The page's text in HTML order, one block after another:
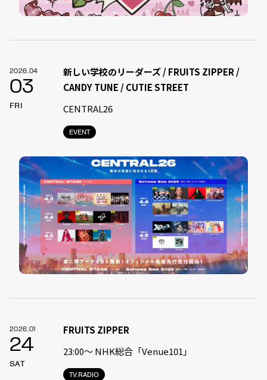
2026.04
03
FRI
EVENT
新しい学校のリーダーズ / FRUITS ZIPPER /
CANDY TUNE / CUTIE STREET
CENTRAL26
2026.01
24
SAT
TV.RADIO
FRUITS ZIPPER
23:00〜 NHK総合「Venue101」